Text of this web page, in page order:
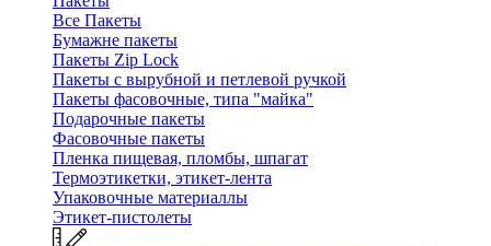
Все Пакеты
Бумажне пакеты
Пакеты Zip Lock
Пакеты с вырубной и петлевой ручкой
Пакеты фасовочные, типа "майка"
Подарочные пакеты
Фасовочные пакеты
Пленка пищевая, пломбы, шпагат
Термоэтикетки, этикет-лента
Упаковочные материаллы
Этикет-пистолеты